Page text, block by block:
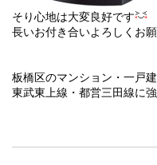
そり心地は大変良好です
長いお付き合いよろしくお
板橋区のマンション・一戸
東武東上線・都営三田線に